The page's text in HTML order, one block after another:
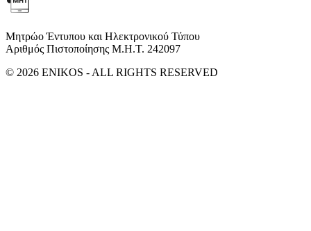
Μητρώο Έντυπου και Ηλεκτρονικού Τύπου
Αριθμός Πιστοποίησης Μ.Η.Τ. 242097
© 2026 ENIKOS - ALL RIGHTS RESERVED